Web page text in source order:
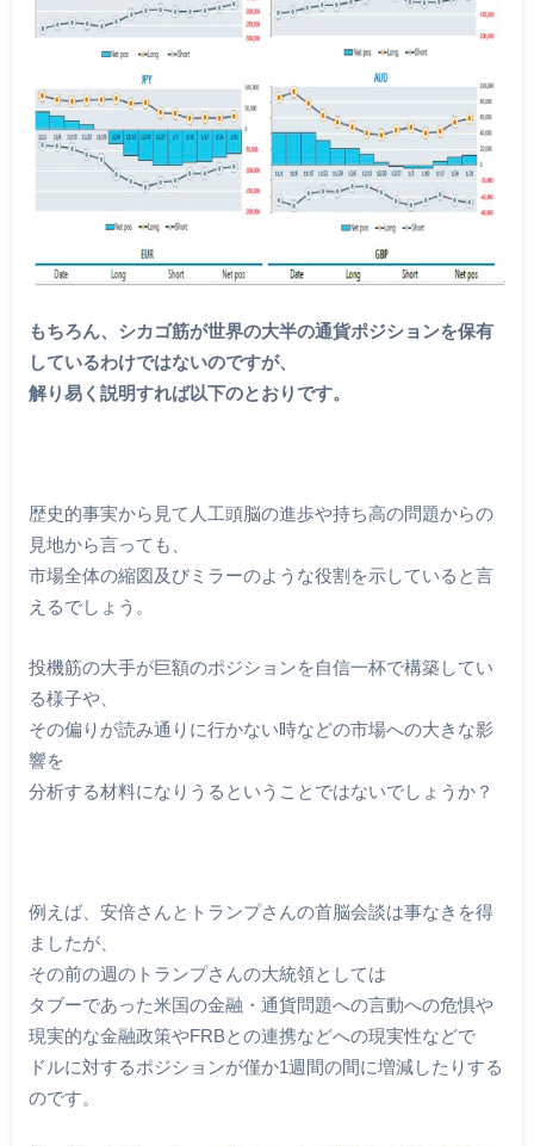
もちろん、シカゴ筋が世界の大半の通貨ポジションを保有
しているわけではないのですが、
解り易く説明すれば以下のとおりです。
歴史的事実から見て人工頭脳の進歩や持ち高の問題からの
見地から言っても、
市場全体の縮図及びミラーのような役割を示していると言
えるでしょう。
投機筋の大手が巨額のポジションを自信一杯で構築してい
る様子や、
その偏りが読み通りに行かない時などの市場への大きな影
響を
分析する材料になりうるということではないでしょうか？
例えば、安倍さんとトランプさんの首脳会談は事なきを得
ましたが、
その前の週のトランプさんの大統領としては
タブーであった米国の金融・通貨問題への言動への危惧や
現実的な金融政策やFRBとの連携などへの現実性などで
ドルに対するポジションが僅か1週間の間に増減したりする
のです。